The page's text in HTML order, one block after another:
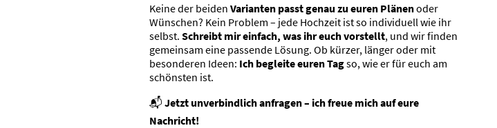
Keine der beiden Varianten passt genau zu euren Plänenoder
Wünschen? Kein Problem – jede Hochzeit ist so individuell wie ihr
selbst. Schreibt mir einfach, was ihr euch vorstellt, und wir finden
gemeinsam eine passende Lösung. Ob kürzer, länger oder mit
besonderen Ideen: Ich begleite euren Tagso, wie er für euch am
schönsten ist.
📬 Jetzt unverbindlich anfragen – ich freue mich auf eure
Nachricht!